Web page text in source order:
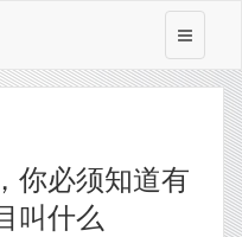
你必须知道有
叫什么